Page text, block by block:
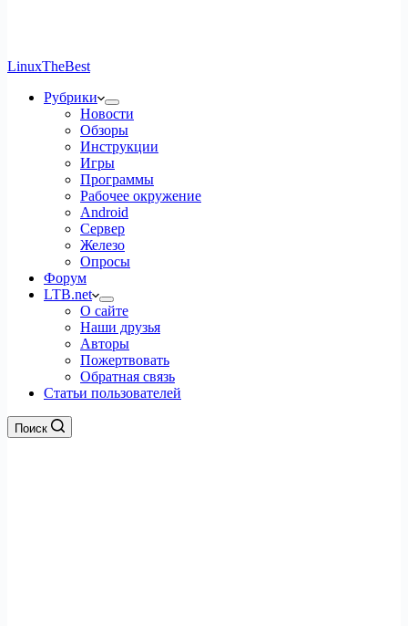
LinuxTheBest
Рубрики
Новости
Обзоры
Инструкции
Игры
Программы
Рабочее окружение
Android
Сервер
Железо
Опросы
Форум
LTB.net
О сайте
Наши друзья
Авторы
Пожертвовать
Обратная связь
Статьи пользователей
Поиск